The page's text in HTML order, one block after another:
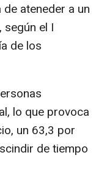
ateneder a un
el I
de los
lo que provoca
un 63,3 por
de tiempo